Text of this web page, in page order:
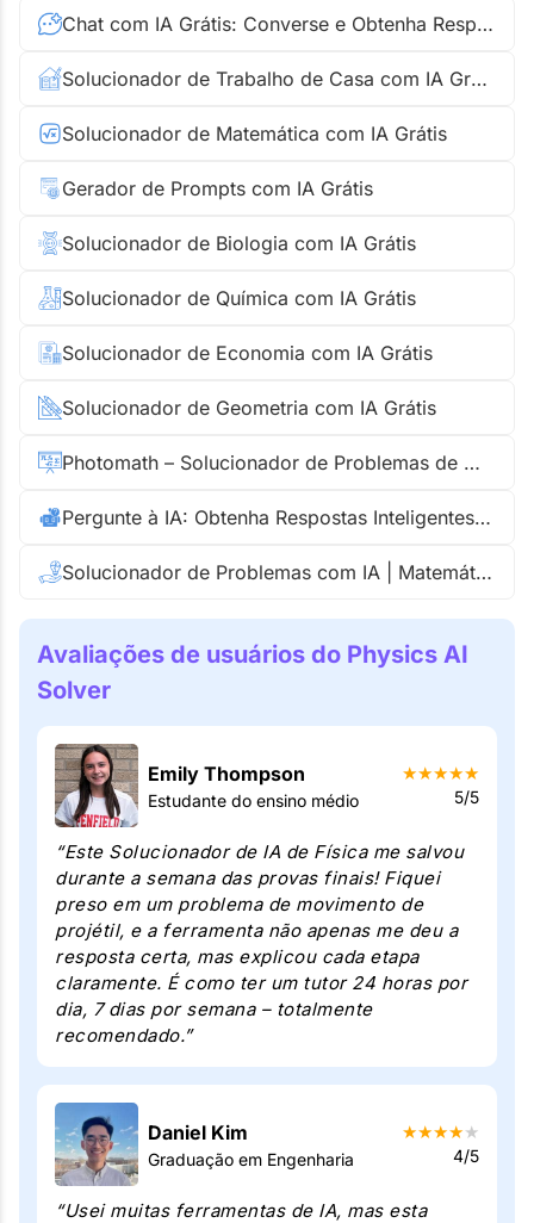
Chat com IA Grátis: Converse e Obtenha Respostas Instantâneas
Solucionador de Trabalho de Casa com IA Grátis
Solucionador de Matemática com IA Grátis
Gerador de Prompts com IA Grátis
Solucionador de Biologia com IA Grátis
Solucionador de Química com IA Grátis
Solucionador de Economia com IA Grátis
Solucionador de Geometria com IA Grátis
Photomath – Solucionador de Problemas de Matemática com IA Grátis
Pergunte à IA: Obtenha Respostas Inteligentes e Instantâneas Grátis
Solucionador de Problemas com IA | Matemática e Texto Grátis Passo a Passo
Avaliações de usuários do Physics AI
Solver
Emily Thompson
Estudante do ensino médio
★★★★★
5/5
“Este Solucionador de IA de Física me salvou
durante a semana das provas finais! Fiquei
preso em um problema de movimento de
projétil, e a ferramenta não apenas me deu a
resposta certa, mas explicou cada etapa
claramente. É como ter um tutor 24 horas por
dia, 7 dias por semana – totalmente
recomendado.”
Daniel Kim
Graduação em Engenharia
★★★★★
4/5
“Usei muitas ferramentas de IA, mas esta